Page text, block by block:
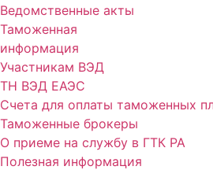
Ведомственные акты
Таможенная
информация
Участникам ВЭД
ТН ВЭД ЕАЭС
Счета для оплаты таможенных
Таможенные брокеры
О приеме на службу в ГТК РА
Полезная информация